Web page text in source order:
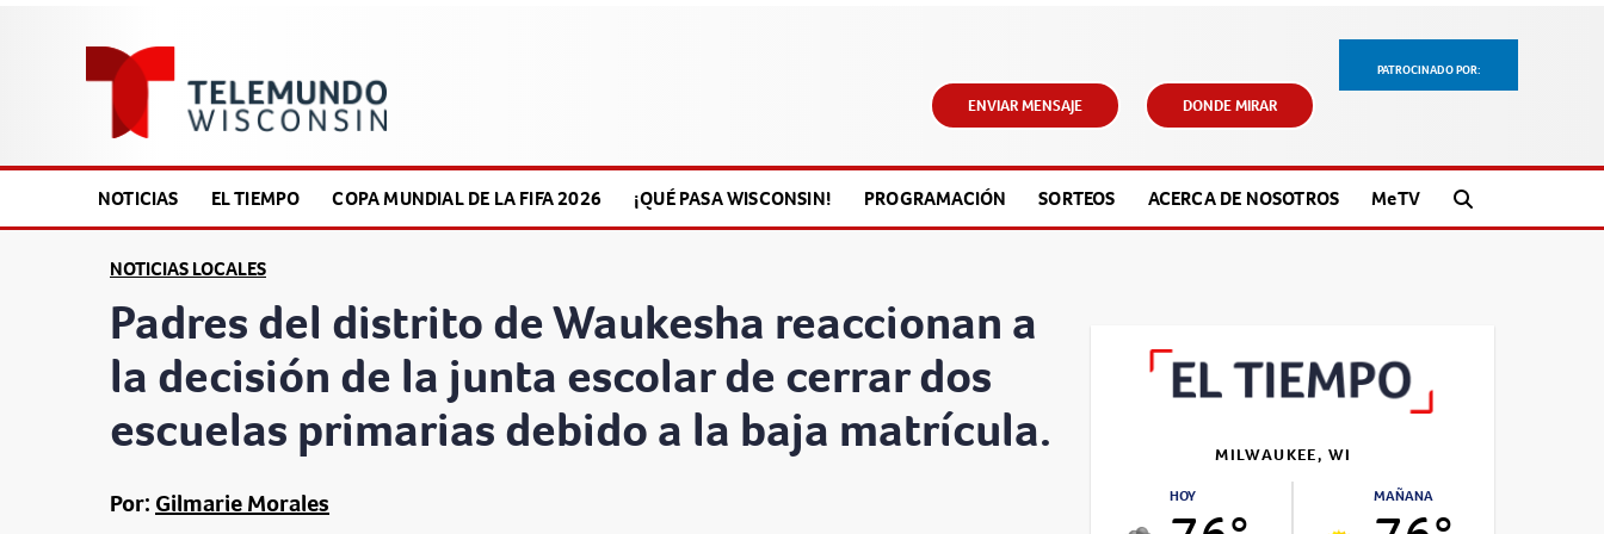
PATROCINADO POR:
ENVIAR MENSAJE DONDE MIRAR
NOTICIAS EL TIEMPO COPA MUNDIAL DE LA FIFA 2026 ¡QUÉ PASA WISCONSIN! PROGRAMACIÓN SORTEOS ACERCA DE NOSOTROS MeTV
NOTICIAS LOCALES
Padres del distrito de Waukesha reaccionan a
la decisión de la junta escolar de cerrar dos
escuelas primarias debido a la baja matrícula.
Por: Gilmarie Morales
MILWAUKEE, WI
HOY MAÑANA